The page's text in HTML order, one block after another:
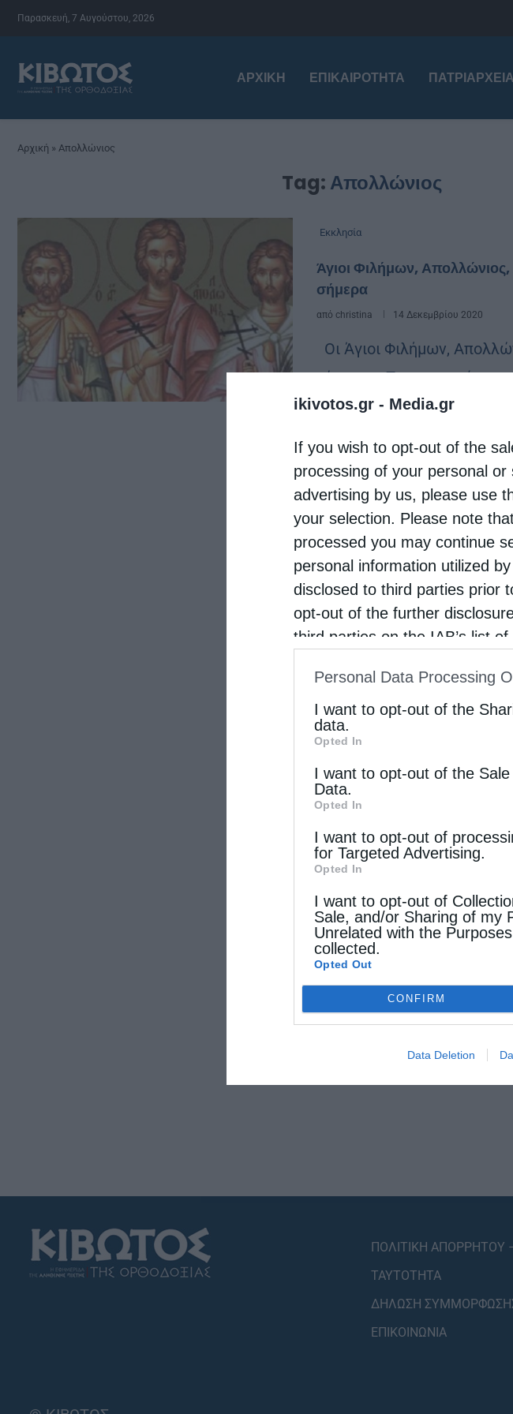
ikivotos.gr - Media.gr
If you wish to opt-out of the
processing of your personal
advertising by us, please use
your selection. Please note
processed you may continue
personal information utilized
disclosed to third parties prior
opt-out of the further
third parties on the IAB’s list
IAB’s List of Downstream
other third parties.
Personal Data Processing
I want to opt-out of the
data.
Opted In
I want to opt-out of the
Data.
Opted In
I want to opt-out of
for Targeted Advertising.
Opted In
I want to opt-out of
Sale, and/or Sharing of my
Unrelated with the
collected.
Opted Out
CONFIRM
Data Deletion
Παρασκευή, 7 Αυγούστου, 2026
ΑΡΧΙΚΉ ΕΠΙΚΑΙΡΌΤΗΤΑ ΠΑΤΡΙΑΡΧΕΊΑ
Αρχική » Απολλώνιος
Tag: Απολλώνιος
Εκκλησία
Άγιοι Φιλήμων,
σήμερα
από christina 14 Δεκεμβρίου 2020
Οι Άγιοι Φιλήμων,
τέσσερις Προτεκτοράτοι,
14 Δεκεμβρίου, έζησαν στα
τα ανθρώπινα …
ΠΟΛΙΤΙΚΗ ΑΠΟΡΡΗΤΟΥ
ΤΑΥΤΟΤΗΤΑ
ΔΗΛΩΣΗ
ΕΠΙΚΟΙΝΩΝΙΑ